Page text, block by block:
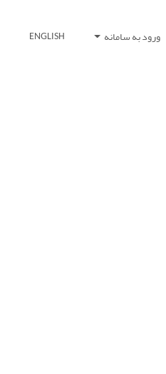
ورود به سامانه ENGLISH